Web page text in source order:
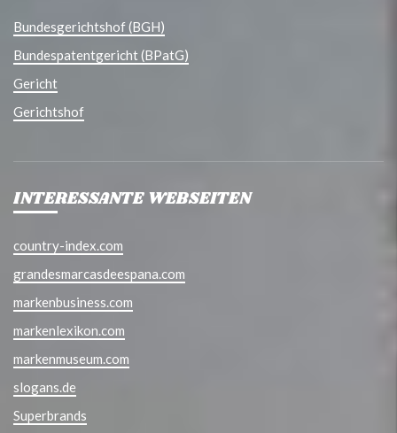
Bundesgerichtshof (BGH)
Bundespatentgericht (BPatG)
Gericht
Gerichtshof
INTERESSANTE WEBSEITEN
country-index.com
grandesmarcasdeespana.com
markenbusiness.com
markenlexikon.com
markenmuseum.com
slogans.de
Superbrands